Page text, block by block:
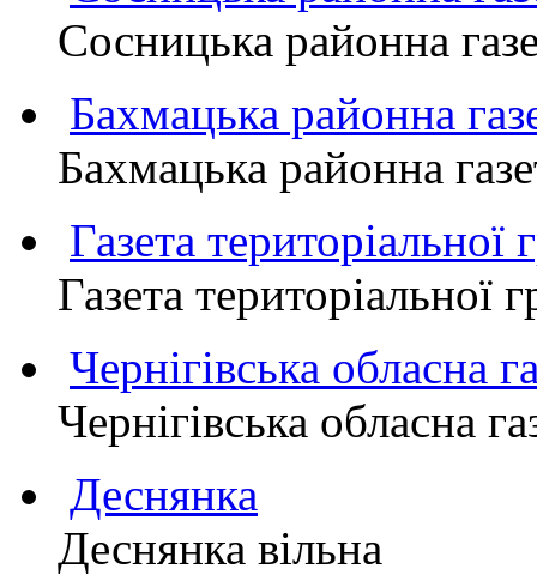
Сосницька районна
Бахмацька районна
Бахмацька районна
Газета
Газета
Чернігівська обласна
Чернігівська обласна
Деснянка
Деснянка вільна